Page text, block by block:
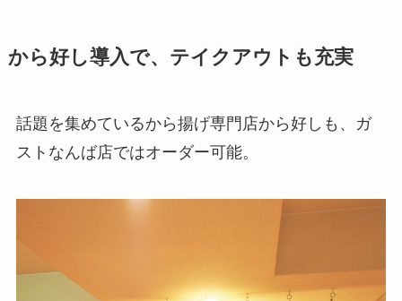
から好し導入で、テイクアウトも充実
話題を集めているから揚げ専門店から好しも、ガ
ストなんば店ではオーダー可能。